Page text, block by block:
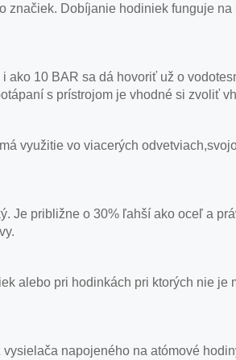
značiek. Dobíjanie hodiniek funguje
ako 10 BAR sa dá hovoriť už o
s prístrojom je vhodné si zvoliť
využitie vo viacerých
Je približne o 30% ľahší ako oceľ a
alebo pri hodinkách pri ktorých nie
napojeného na atómové